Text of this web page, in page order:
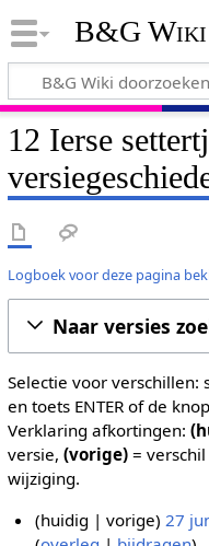
B&G Wiki
12 Ierse
Logboek voor deze pagina
Naar versies
Selectie voor verschillen:
en toets ENTER of de
Verklaring afkortingen:
versie, (vorige)= verschil
wijziging.
huidig vorige 27